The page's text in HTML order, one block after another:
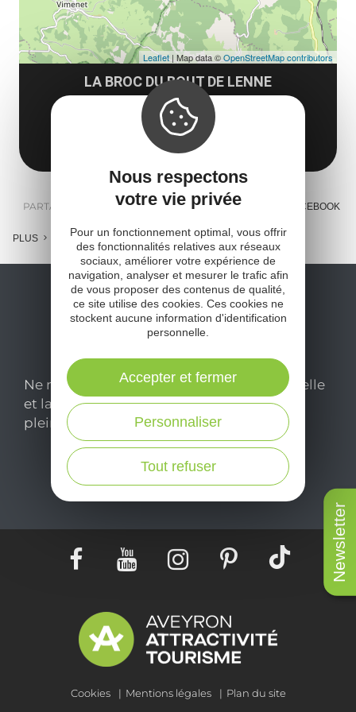
Newsletter
LA BROC DU BOUT DE LENNE
12130 Saint-Martin-de-Lenne
Obtenir l'itinéraire
Leaflet | Map data ©OpenStreetMap contributors
PARTAGER : E-MAIL MESSENGER FACEBOOK
PLUS
Ne manquez pas notre newsletter mensuelle
et laissez-vous inspirer pour profiter
pleinement de votre séjour en Aveyron.
Je m'abonne ici
Cookies Mentions légales Plan du site
Nous respectons
votre vie privée
Pour un fonctionnement optimal, vous offrir
des fonctionnalités relatives aux réseaux
sociaux, améliorer votre expérience de
navigation, analyser et mesurer le trafic afin
de vous proposer des contenus de qualité,
ce site utilise des cookies. Ces cookies ne
stockent aucune information d'identification
personnelle.
Tout refuser
Personnaliser
Accepter et fermer